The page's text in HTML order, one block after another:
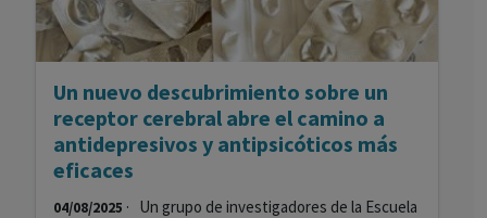
Un nuevo descubrimiento sobre un
receptor cerebral abre el camino a
antidepresivos y antipsicóticos más
eficaces
04/08/2025 · Un grupo de investigadores de la Escuela